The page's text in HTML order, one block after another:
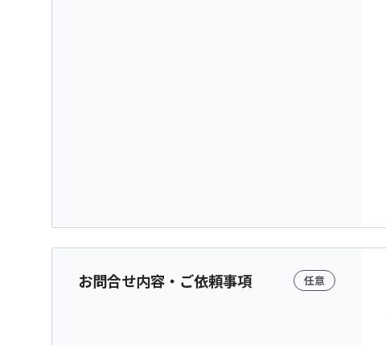
お問合せ内容・ご依頼事項 任意